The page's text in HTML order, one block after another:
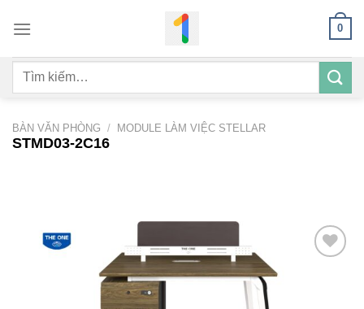
qua
dung
0
Tìm
BÀN VĂN PHÒNG / MODULE LÀM VIỆC STELLAR
STMD03-2C16